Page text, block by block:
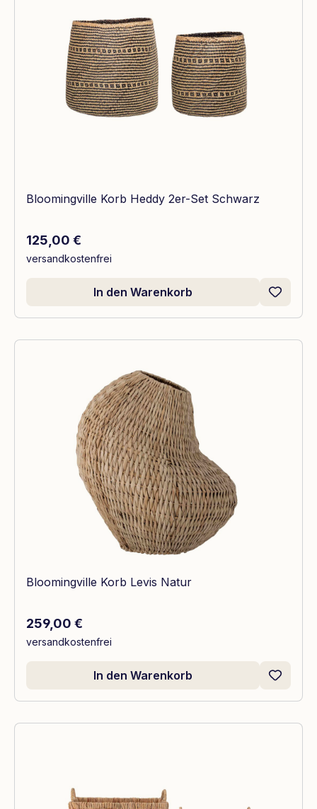
Bloomingville Korb Heddy 2er-Set Schwarz
Regulärer Preis:
125,00 €
versandkostenfrei
In den Warenkorb
Bloomingville Korb Levis Natur
Regulärer Preis:
259,00 €
versandkostenfrei
In den Warenkorb